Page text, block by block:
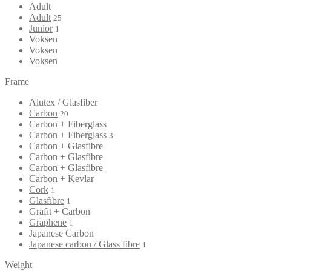
Adult
Adult 25
Junior 1
Voksen
Voksen
Voksen
Frame
Alutex / Glasfiber
Carbon 20
Carbon + Fiberglass
Carbon + Fiberglass 3
Carbon + Glasfibre
Carbon + Glasfibre
Carbon + Glasfibre
Carbon + Kevlar
Cork 1
Glasfibre 1
Grafit + Carbon
Graphene 1
Japanese Carbon
Japanese carbon / Glass fibre 1
Weight